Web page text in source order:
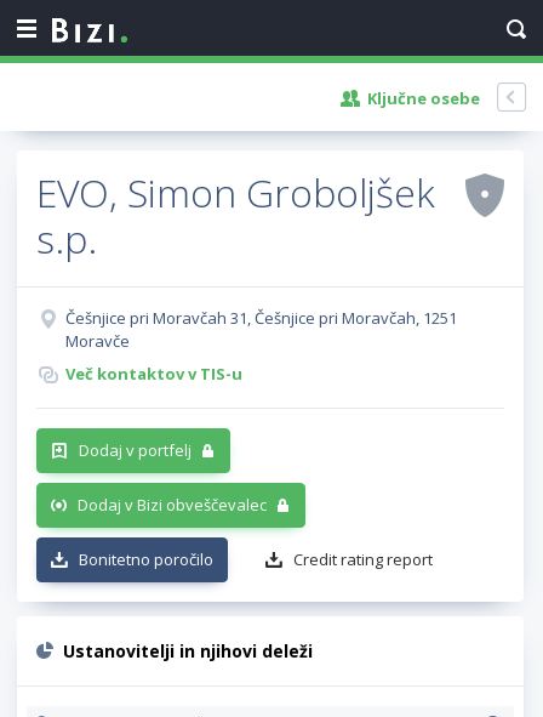
Ključne osebe
EVO, Simon Groboljšek
s.p.
Češnjice pri Moravčah 31, Češnjice pri Moravčah, 1251
Moravče
Več kontaktov v TIS-u
Dodaj v portfelj
Dodaj v Bizi obveščevalec
Bonitetno poročilo Credit rating report
Ustanovitelji in njihovi deleži